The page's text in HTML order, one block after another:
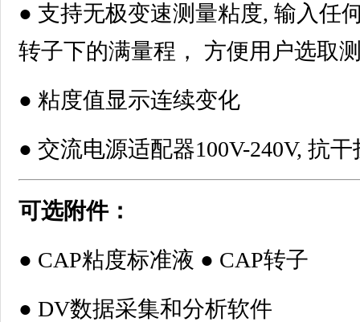
● 支持无极变速测量粘度, 输入任
转子下的满量程， 方便用户选取
● 粘度值显示连续变化
● 交流电源适配器100V-240V, 抗
可选附件：
● CAP粘度标准液 ● CAP转子
● DV数据采集和分析软件